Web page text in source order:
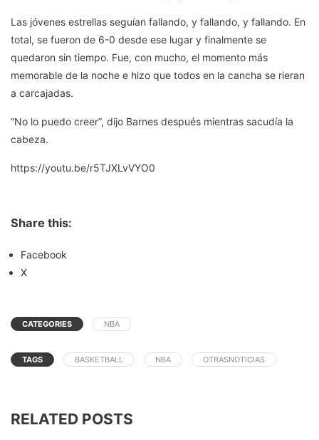
Las jóvenes estrellas seguían fallando, y fallando, y fallando. En
total, se fueron de 6-0 desde ese lugar y finalmente se
quedaron sin tiempo. Fue, con mucho, el momento más
memorable de la noche e hizo que todos en la cancha se rieran
a carcajadas.
“No lo puedo creer”, dijo Barnes después mientras sacudía la
cabeza.
https://youtu.be/r5TJXLvVYO0
Share this:
Facebook
X
CATEGORIES NBA
TAGS BASKETBALL NBA OTRASNOTICIAS
RELATED POSTS